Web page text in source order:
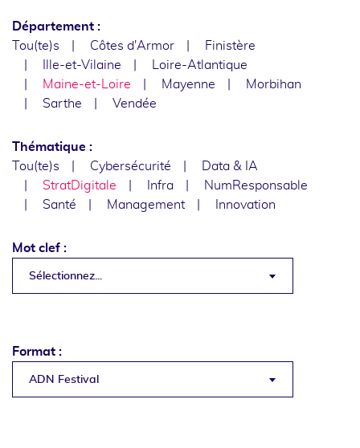
Département :
Tou(te)s
Côtes d'Armor
Finistère
Ille-et-Vilaine
Loire-Atlantique
Maine-et-Loire
Mayenne
Morbihan
Sarthe
Vendée
Thématique :
Tou(te)s
Cybersécurité
Data & IA
StratDigitale
Infra
NumResponsable
Santé
Management Innovation
Mot clef :
Sélectionnez...
Format :
ADN Festival